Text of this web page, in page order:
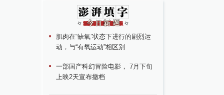
肌肉在“缺氧”状态下进行的剧烈运
动，与“有氧运动”相区别
一部国产科幻冒险电影， 7月下旬
上映2天宣布撤档